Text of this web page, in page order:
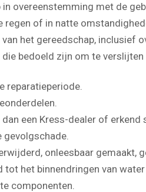
overeenstemming met de
regen of in natte
het gereedschap, inclusief
bedoeld zijn om te
reparatieperiode.
een Kress-dealer of erkend
onleesbaar
het binnendringen van
componenten.